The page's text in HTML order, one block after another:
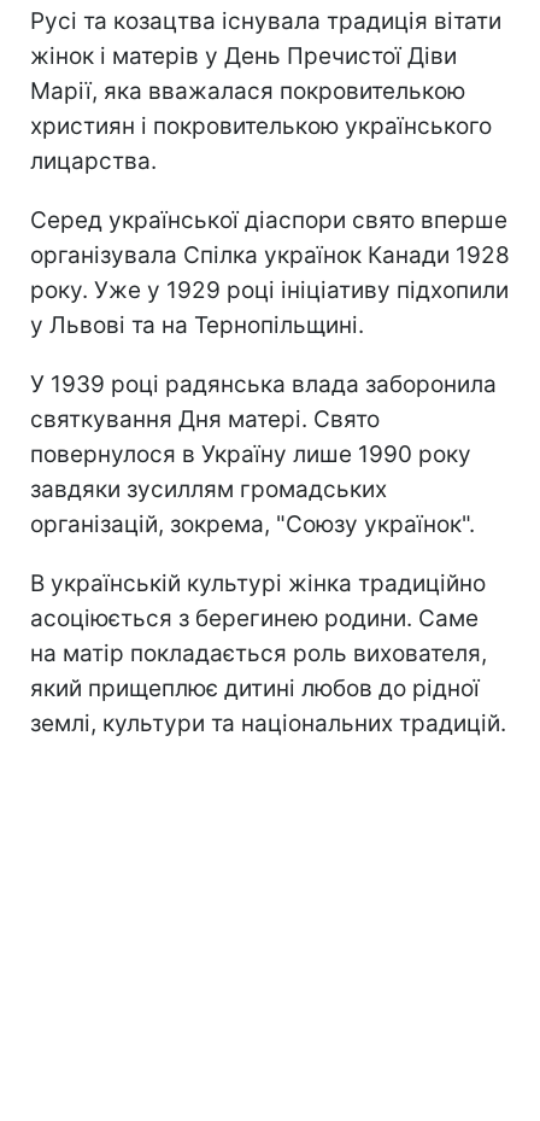
Русі та козацтва існувала традиція вітати
жінок і матерів у День Пречистої Діви
Марії, яка вважалася покровителькою
християн і покровителькою українського
лицарства.
Серед української діаспори свято вперше
організувала Спілка українок Канади 1928
року. Уже у 1929 році ініціативу підхопили
у Львові та на Тернопільщині.
У 1939 році радянська влада заборонила
святкування Дня матері. Свято
повернулося в Україну лише 1990 року
завдяки зусиллям громадських
організацій, зокрема, "Союзу українок".
В українській культурі жінка традиційно
асоціюється з берегинею родини. Саме
на матір покладається роль вихователя,
який прищеплює дитині любов до рідної
землі, культури та національних традицій.